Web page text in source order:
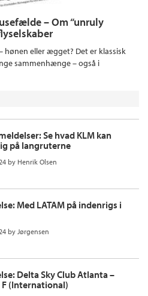
– Om “unruly
hønen eller ægget? Det er klassisk
sammenhænge – også i
Se hvad KLM kan
på langruterne
by Henrik Olsen
Med LATAM på indenrigs i
by Jørgensen
Delta Sky Club Atlanta –
(International)